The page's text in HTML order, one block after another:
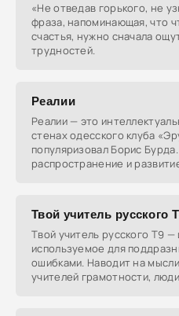
«Не отведав горького, не
фраза, напоминающая, что
счастья, нужно сначала
трудностей.
Реалии
Реалии — это
стенах одесского клуба
популяризовал Борис
распространение и
Твой учитель русского
Твой учитель русского Т9
используемое для
ошибками. Наводит на
учителей грамотности,